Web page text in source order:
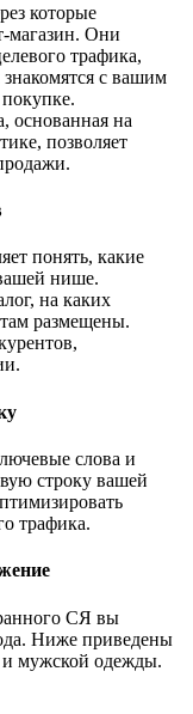
которые
магазин. Они
трафика,
с вашим
основанная на
позволяет
понять, какие
нише.
на каких
там размещены.
слова и
строку вашей
трафика.
СЯ вы
Ниже приведены
мужской одежды.